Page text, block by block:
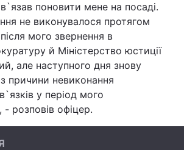
Туризм
Погода
Регіони
поновити мене на посаді.
не виконувалося протягом
мого звернення в
й Міністерство юстиції
але наступного дня знову
причини невиконання
у період мого
- розповів офіцер.